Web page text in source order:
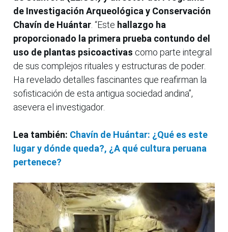
de Investigación Arqueológica y Conservación
Chavín de Huántar . “Este hallazgo ha
proporcionado la primera prueba contundo del
uso de plantas psicoactivas como parte integral
de sus complejos rituales y estructuras de poder.
Ha revelado detalles fascinantes que reafirman la
sofisticación de esta antigua sociedad andina”,
asevera el investigador.
Lea también: Chavín de Huántar: ¿Qué es este
lugar y dónde queda?, ¿A qué cultura peruana
pertenece?